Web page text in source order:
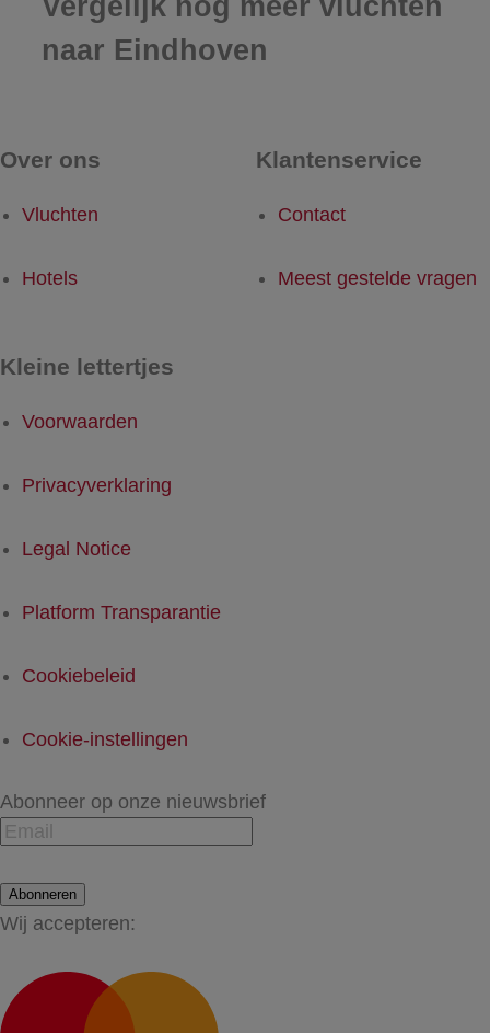
Vergelijk nog meer vluchten
naar Eindhoven
Over ons
Vluchten
Hotels
Klantenservice
Contact
Meest gestelde vragen
Kleine lettertjes
Voorwaarden
Privacyverklaring
Legal Notice
Platform Transparantie
Cookiebeleid
Cookie-instellingen
Abonneer op onze nieuwsbrief
Abonneren
Wij accepteren: